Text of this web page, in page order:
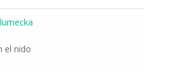
el nido